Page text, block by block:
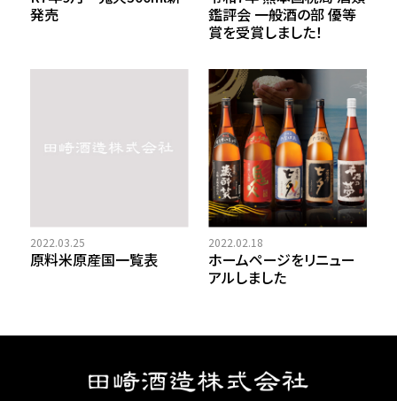
発売
鑑評会 一般酒の部 優等
賞を受賞しました！
2022.03.25
原料米原産国一覧表
2022.02.18
ホームページをリニュー
アルしました